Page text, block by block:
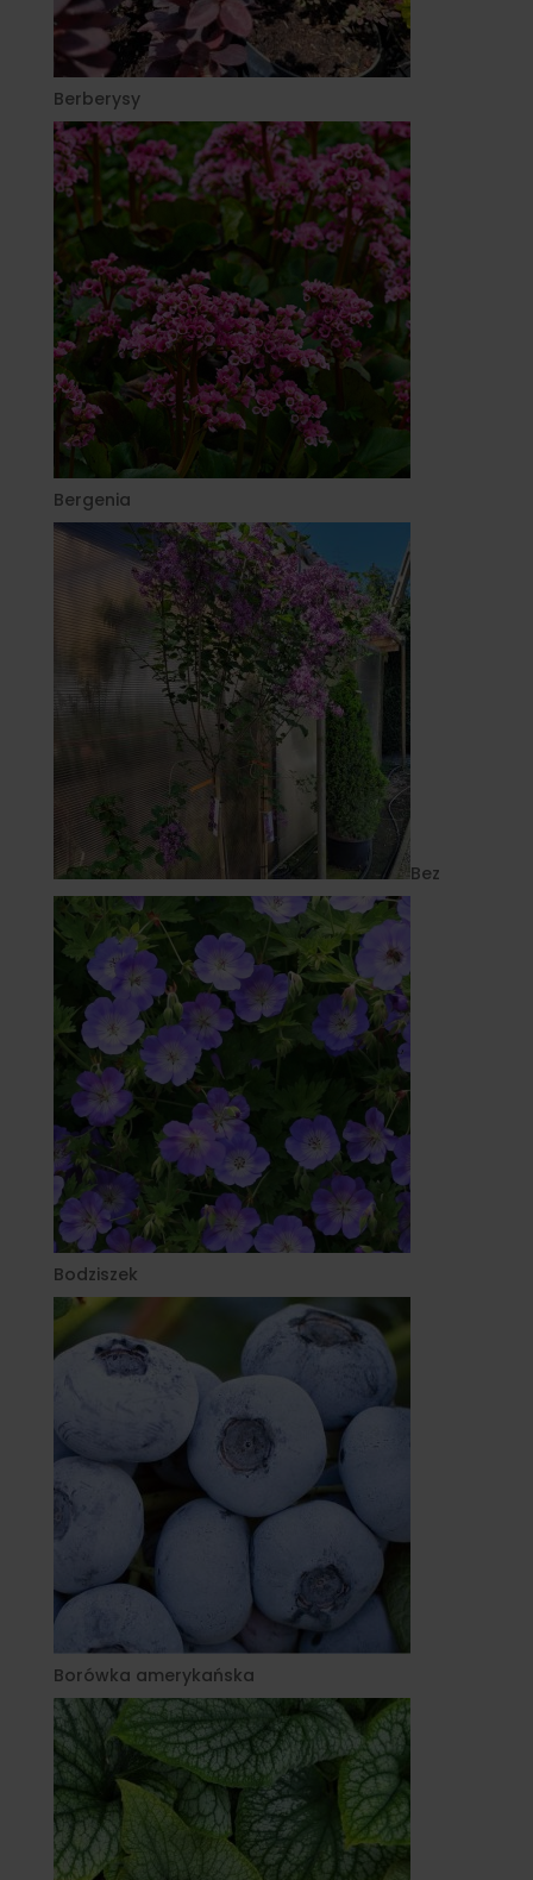
Berberysy
Bergenia
Bez
Bodziszek
Borówka amerykańska